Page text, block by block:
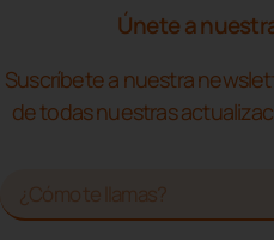
Únete a
Suscríbete a nuestra
de todas nuestras